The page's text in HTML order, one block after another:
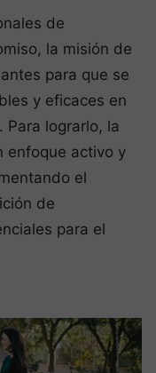
de
la misión de
para que se
y eficaces en
lograrlo, la
enfoque activo y
el
de
para el